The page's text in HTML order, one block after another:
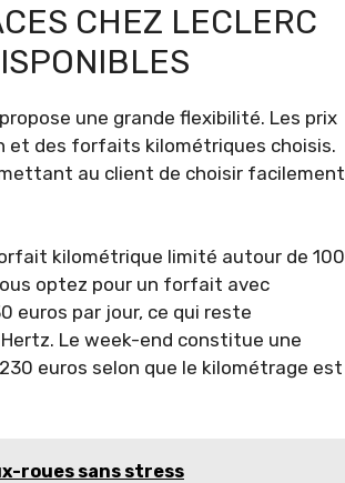
CHEZ LECLERC
une grande flexibilité. Les prix
et des forfaits kilométriques choisis.
au client de choisir facilement
kilométrique limité autour de 100
optez pour un forfait avec
euros par jour, ce qui reste
Le week-end constitue une
euros selon que le kilométrage est
roues sans stress